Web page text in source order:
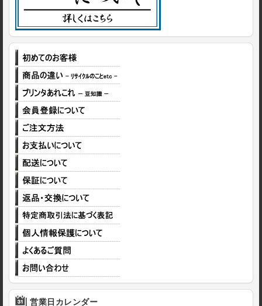
営業日カレンダー